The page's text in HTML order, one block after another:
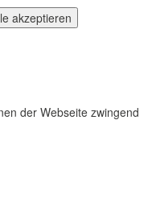
akzeptieren
der Webseite zwingend